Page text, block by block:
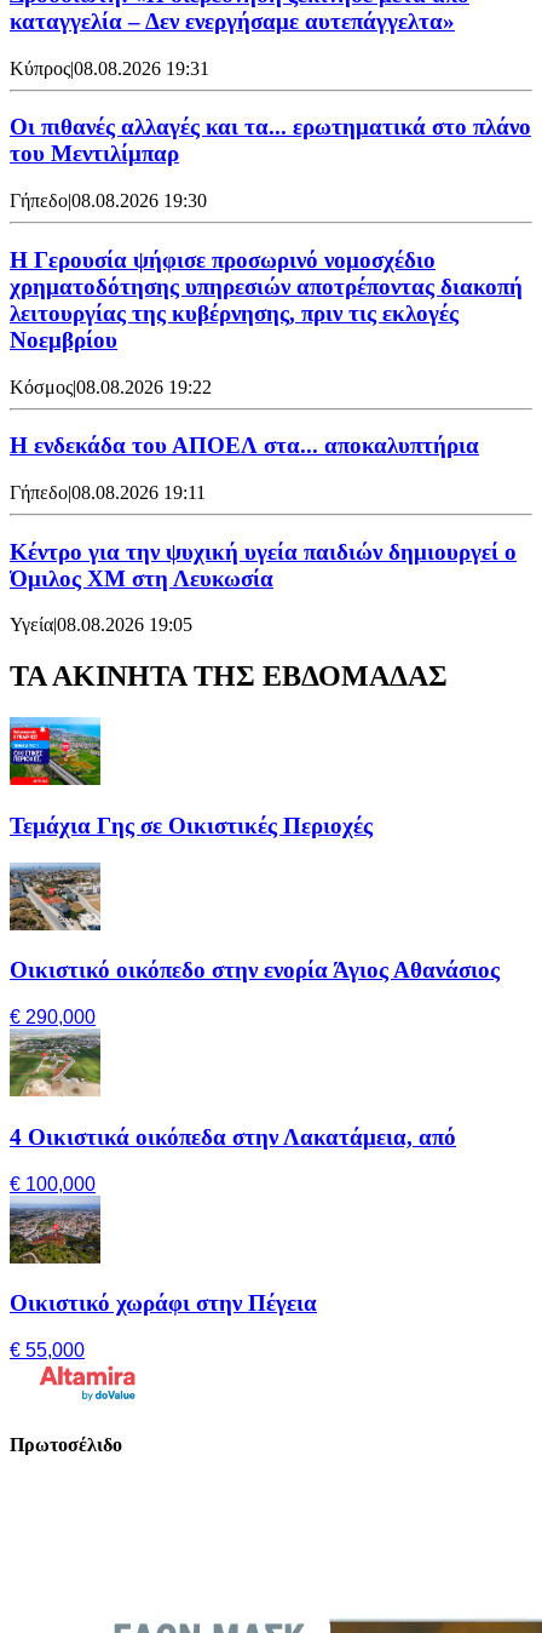
καταγγελία – Δεν ενεργήσαμε αυτεπάγγελτα»
Κύπρος|08.08.2026 19:31
Οι πιθανές αλλαγές και τα... ερωτηματικά στο πλάνο
του Μεντιλίμπαρ
Γήπεδο|08.08.2026 19:30
Η Γερουσία ψήφισε προσωρινό νομοσχέδιο
χρηματοδότησης υπηρεσιών αποτρέποντας διακοπή
λειτουργίας της κυβέρνησης, πριν τις εκλογές
Νοεμβρίου
Κόσμος|08.08.2026 19:22
Η ενδεκάδα του ΑΠΟΕΛ στα... αποκαλυπτήρια
Γήπεδο|08.08.2026 19:11
Κέντρο για την ψυχική υγεία παιδιών δημιουργεί ο
Όμιλος XM στη Λευκωσία
Υγεία|08.08.2026 19:05
ΤΑ ΑΚΙΝΗΤΑ ΤΗΣ ΕΒΔΟΜΑΔΑΣ
Τεμάχια Γης σε Οικιστικές Περιοχές
Οικιστικό οικόπεδο στην ενορία Άγιος Αθανάσιος
€ 290,000
4 Οικιστικά οικόπεδα στην Λακατάμεια, από
€ 100,000
Οικιστικό χωράφι στην Πέγεια
€ 55,000
Πρωτοσέλιδο